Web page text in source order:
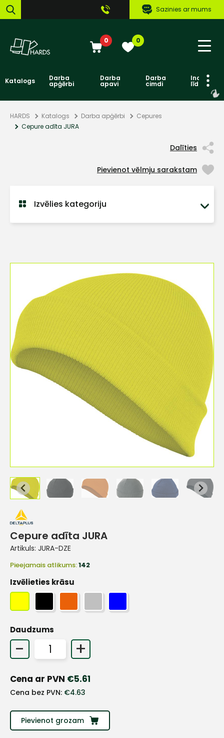
Sazinies ar mums
0 0
Katalogs Darba
apģērbi
Darba
apavi
Darba
cimdi līdzekļi
HARDS Katalogs Darba apģērbi
Cepures
Cepure adīta JURA
Dalīties
Pievienot vēlmju sarakstam
Izvēlies kategoriju
Cepure adīta JURA
Artikuls: JURA-DZE
Pieejamais atlikums:142
Izvēlieties krāsu
Daudzums
- +
Cena ar PVN €5.61
Cena bez PVN: €4.63
Pievienot grozam
+